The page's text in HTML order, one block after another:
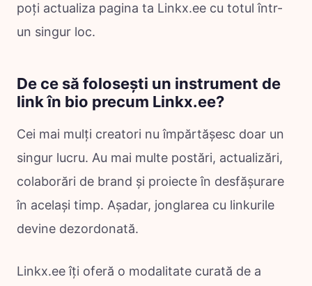
poți actualiza pagina ta Linkx.ee cu totul într-
un singur loc.
De ce să folosești un instrument de
link în bio precum Linkx.ee?
Cei mai mulți creatori nu împărtășesc doar un
singur lucru. Au mai multe postări, actualizări,
colaborări de brand și proiecte în desfășurare
în același timp. Așadar, jonglarea cu linkurile
devine dezordonată.
Linkx.ee îți oferă o modalitate curată de a